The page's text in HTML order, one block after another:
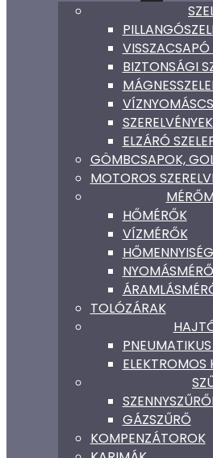
VISSZACSAPÓ
BIZTONSÁGI
ELZÁRÓ
GÖMBCSAPOK,
MOTOROS
HŐMÉRŐK
VÍZMÉRŐK
TOLÓZÁRAK
GÁZSZŰRŐ
KOMPENZÁTOROK